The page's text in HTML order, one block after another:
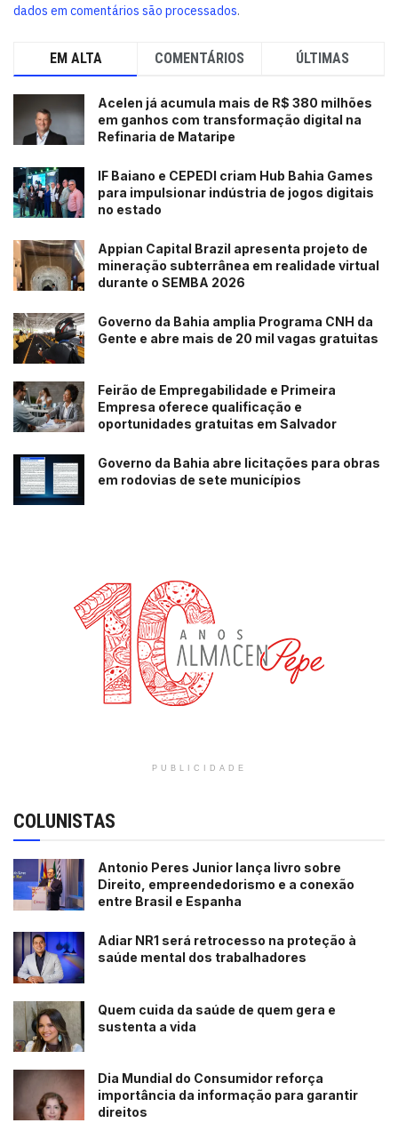
dados em comentários são processados.
EM ALTA COMENTÁRIOS ÚLTIMAS
Acelen já acumula mais de R$ 380 milhões
em ganhos com transformação digital na
Refinaria de Mataripe
IF Baiano e CEPEDI criam Hub Bahia Games
para impulsionar indústria de jogos digitais
no estado
Appian Capital Brazil apresenta projeto de
mineração subterrânea em realidade virtual
durante o SEMBA 2026
Governo da Bahia amplia Programa CNH da
Gente e abre mais de 20 mil vagas gratuitas
Feirão de Empregabilidade e Primeira
Empresa oferece qualificação e
oportunidades gratuitas em Salvador
Governo da Bahia abre licitações para obras
em rodovias de sete municípios
PUBLICIDADE
COLUNISTAS
Antonio Peres Junior lança livro sobre
Direito, empreendedorismo e a conexão
entre Brasil e Espanha
Adiar NR1 será retrocesso na proteção à
saúde mental dos trabalhadores
Quem cuida da saúde de quem gera e
sustenta a vida
Dia Mundial do Consumidor reforça
importância da informação para garantir
direitos